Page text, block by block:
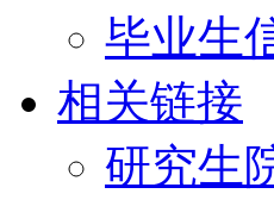
毕业生
相关链接
研究生